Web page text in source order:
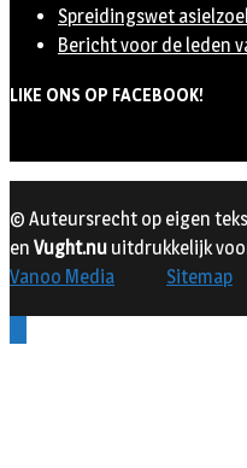
Spreidingswet
Bericht voor de leden
LIKE ONS OP FACEBOOK!
© Auteursrecht op eigen
en Vught.nu uitdrukkelijk
Vanoo Media
Sitemap